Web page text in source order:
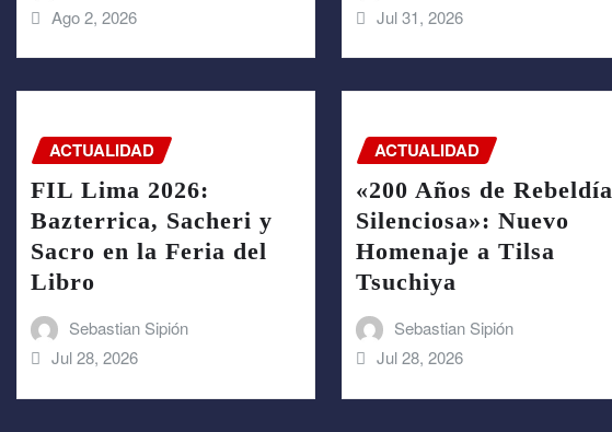
Ago 2, 2026
Jul 31, 2026
ACTUALIDAD
FIL Lima 2026:
Bazterrica, Sacheri y
Sacro en la Feria del
Libro
Sebastian Sipión
Jul 28, 2026
ACTUALIDAD
«200 Años de Rebeldía
Silenciosa»: Nuevo
Homenaje a Tilsa
Tsuchiya
Sebastian Sipión
Jul 28, 2026